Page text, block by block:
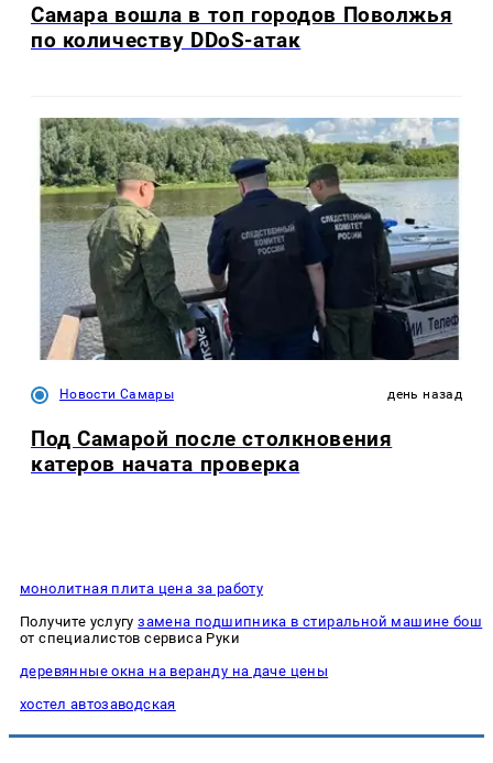
Самара вошла в топ городов Поволжья
по количеству DDoS-атак
Новости Самары день назад
Под Самарой после столкновения
катеров начата проверка
монолитная плита цена за работу
Получите услугузамена подшипника в стиральной машине бош
от специалистов сервиса Руки
деревянные окна на веранду на даче цены
хостел автозаводская